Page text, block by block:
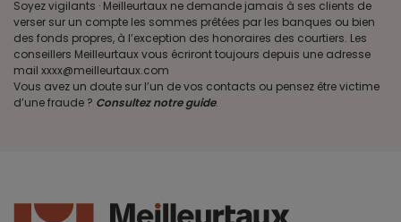
Soyez vigilants · Meilleurtaux ne demande jamais à ses clients de
verser sur un compte les sommes prêtées par les banques ou bien
des fonds propres, à l’exception des honoraires des courtiers. Les
conseillers Meilleurtaux vous écriront toujours depuis une adresse
mail xxxx@meilleurtaux.com
Vous avez un doute sur l’un de vos contacts ou pensez être victime
d’une fraude ? Consultez notre guide.